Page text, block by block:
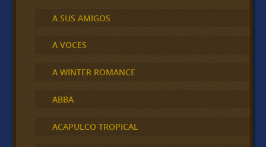
A SUS AMIGOS
A VOCES
A WINTER ROMANCE
ABBA
ACAPULCO TROPICAL